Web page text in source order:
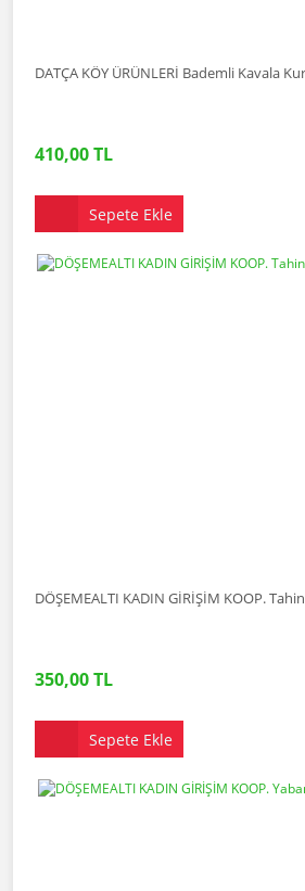
DATÇA KÖY ÜRÜNLERİ Bademli Kavala
410,00 TL
Sepete Ekle
DÖŞEMEALTI KADIN GİRİŞİM KOOP.
350,00 TL
Sepete Ekle